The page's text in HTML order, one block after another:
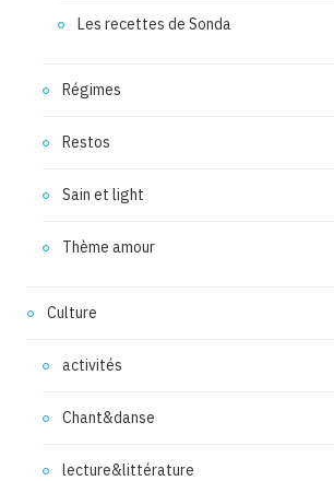
Les recettes de Sonda
Régimes
Restos
Sain et light
Thème amour
Culture
activités
Chant&danse
lecture&littérature